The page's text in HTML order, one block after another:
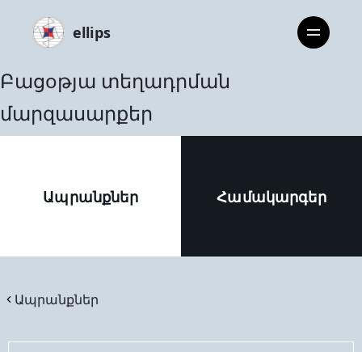
ellips
Բացoթյա տեղադրման
մարզասարքեր
Ապրանքներ Համակարգեր
Ապրանքներ